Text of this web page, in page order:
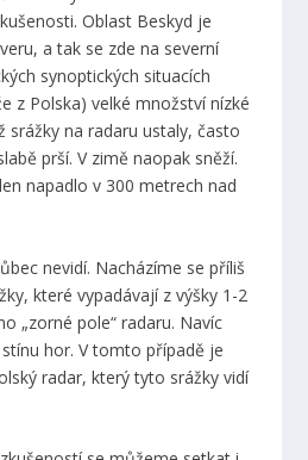
Oblast Beskyd je
a tak se zde na severní
synoptických situacích
z Polska) velké množství nízké
srážky na radaru ustaly, často
prší. V zimě naopak sněží.
napadlo v 300 metrech nad
nevidí. Nacházíme se příliš
které vypadávají z výšky 1-2
„zorné pole“ radaru. Navíc
hor. V tomto případě je
radar, který tyto srážky vidí